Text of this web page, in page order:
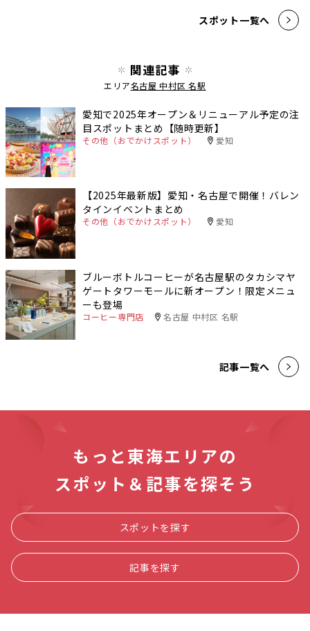
スポット一覧へ
関連記事
エリア名古屋 中村区 名駅
愛知で2025年オープン＆リニューアル予定の注
目スポットまとめ【随時更新】
その他（おでかけスポット） 愛知
【2025年最新版】愛知・名古屋で開催！バレン
タインイベントまとめ
その他（おでかけスポット） 愛知
ブルーボトルコーヒーが名古屋駅のタカシマヤ
ゲートタワーモールに新オープン！限定メニュ
ーも登場
コーヒー専門店 名古屋 中村区 名駅
記事一覧へ
もっと東海エリアの
スポット＆記事を探そう
スポットを探す
記事を探す